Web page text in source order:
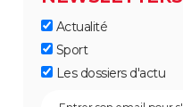
Actualité
Sport
Les dossiers d'actu